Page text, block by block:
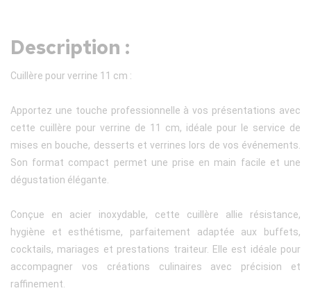
Description :
Cuillère pour verrine 11 cm :
Apportez une touche professionnelle à vos présentations avec
cette cuillère pour verrine de 11 cm, idéale pour le service de
mises en bouche, desserts et verrines lors de vos événements.
Son format compact permet une prise en main facile et une
dégustation élégante.
Conçue en acier inoxydable, cette cuillère allie résistance,
hygiène et esthétisme, parfaitement adaptée aux buffets,
cocktails, mariages et prestations traiteur. Elle est idéale pour
accompagner vos créations culinaires avec précision et
raffinement.